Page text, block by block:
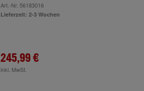
Art.-Nr. 56183016
Lieferzeit: 2-3 Wochen
245,99 €
inkl. MwSt.